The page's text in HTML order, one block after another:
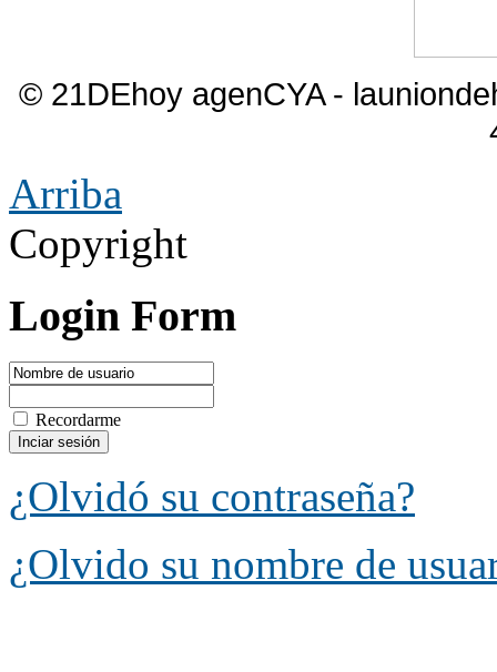
© 21DEhoy agenCYA -
Arriba
Copyright
Login Form
Recordarme
¿Olvidó su contraseña?
¿Olvido su nombre de